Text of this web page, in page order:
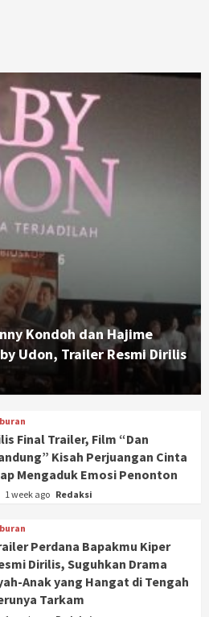
Kondoh dan Hajime
Udon, Trailer Resmi Dirilis
Final Trailer, Film “Dan
Kisah Perjuangan Cinta
Mengaduk Emosi Penonton
1 week ago Redaksi
Perdana Bapakmu Kiper
Dirilis, Suguhkan Drama
Anak yang Hangat di Tengah
Tarkam